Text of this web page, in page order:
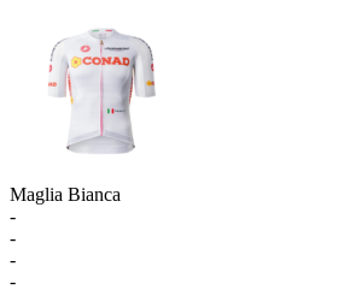
Maglia Bianca
-
-
-
-